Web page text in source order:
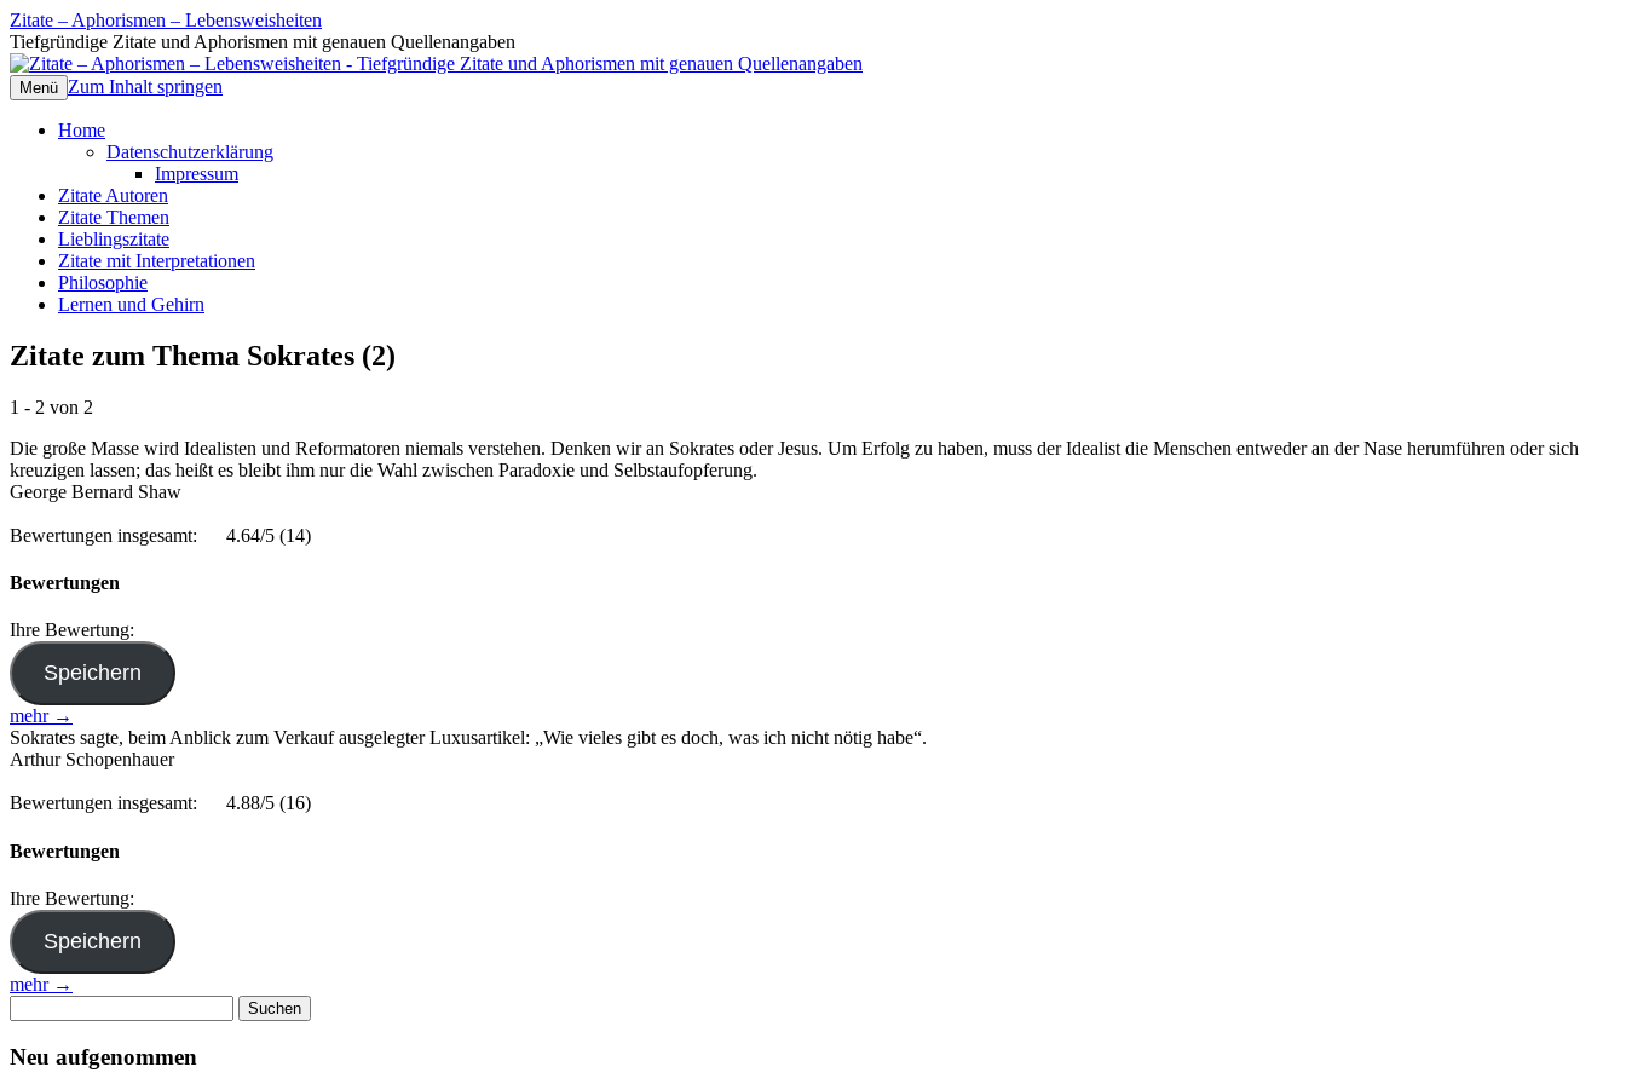
Zitate – Aphorismen – Lebensweisheiten
Tiefgründige Zitate und Aphorismen mit genauen Quellenangaben
Menü Zum Inhalt springen
Home
Datenschutzerklärung
Impressum
Zitate Autoren
Zitate Themen
Lieblingszitate
Zitate mit Interpretationen
Philosophie
Lernen und Gehirn
Zitate zum Thema Sokrates (2)
1 - 2 von 2
Die große Masse wird Idealisten und Reformatoren niemals verstehen. Denken wir an Sokrates oder Jesus. Um Erfolg zu haben, muss der Idealist die Menschen entweder an der Nase herumführen oder sich
kreuzigen lassen; das heißt es bleibt ihm nur die Wahl zwischen Paradoxie und Selbstaufopferung.
George Bernard Shaw
Bewertungen insgesamt: 4.64/5 (14)
Bewertungen
Ihre Bewertung:
mehr →
Sokrates sagte, beim Anblick zum Verkauf ausgelegter Luxusartikel: „Wie vieles gibt es doch, was ich nicht nötig habe“.
Arthur Schopenhauer
Bewertungen insgesamt: 4.88/5 (16)
Bewertungen
Ihre Bewertung:
mehr →
nach:
Neu aufgenommen